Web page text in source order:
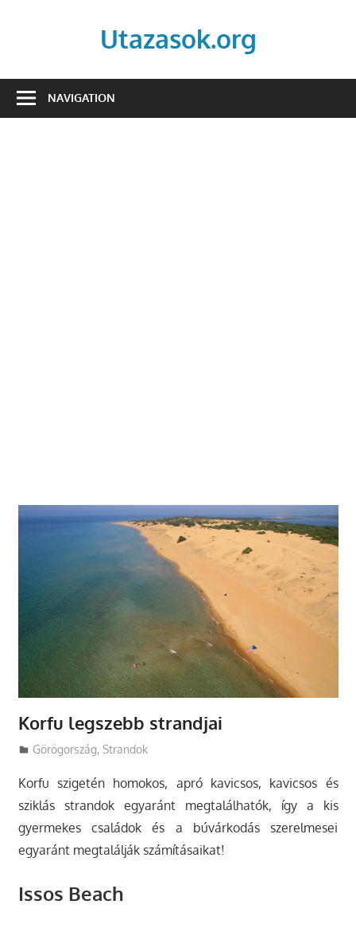
Utazasok.org
NAVIGATION
Korfu legszebb strandjai
Utazasok.org
Görögország,Strandok
Korfu szigetén homokos, apró kavicsos, kavicsos és
sziklás strandok egyaránt megtalálhatók, így a kis
gyermekes családok és a búvárkodás szerelmesei
egyaránt megtalálják számításaikat!
Issos Beach